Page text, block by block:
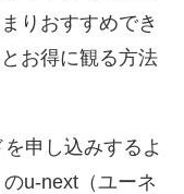
りおすすめでき
お得に観る方法
申し込みするよ
u-next（ユーネ